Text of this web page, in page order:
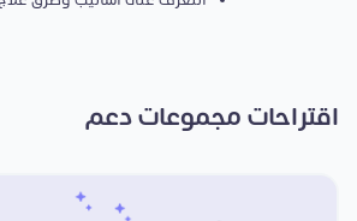
اقتراحات مجموعات دعم